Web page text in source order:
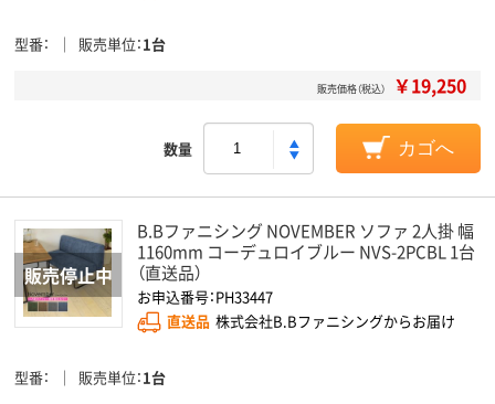
型番 販売単位 1台
販売価格（税込） ￥19,250
数量 カゴへ
B.Bファニシング NOVEMBER ソファ 2人掛 幅
1160mm コーデュロイブルー NVS-2PCBL 1台
（直送品）
お申込番号：PH33447
直送品 株式会社B.Bファニシングからお届け
型番 販売単位 1台